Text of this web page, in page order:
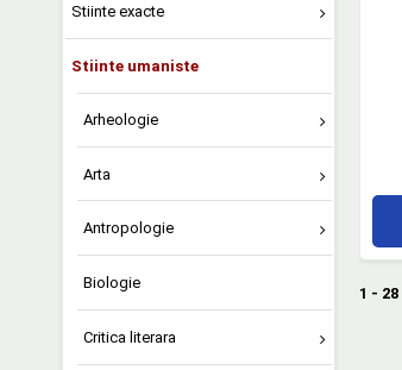
Stiinte exacte
Stiinte umaniste
Arheologie
Arta
Antropologie
Biologie
Critica literara
1 - 28